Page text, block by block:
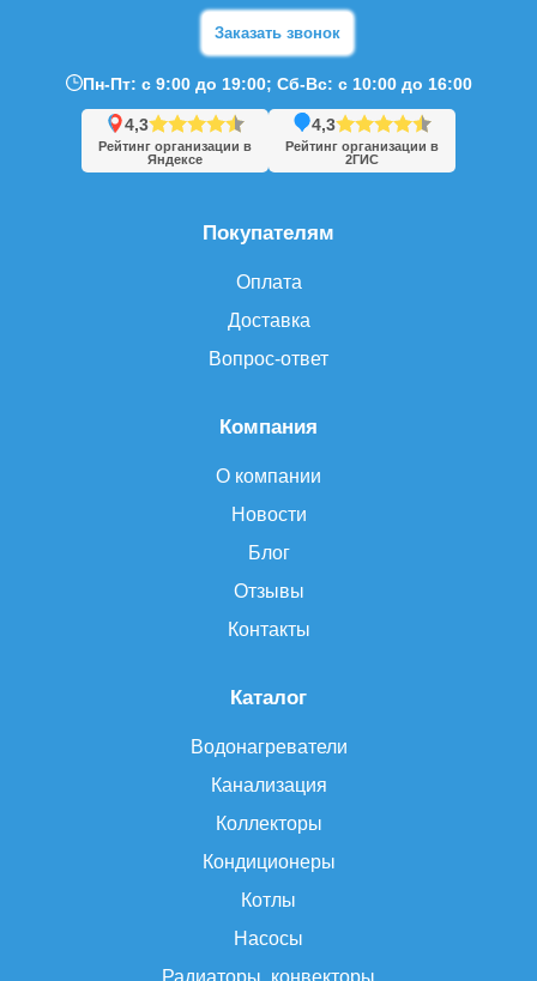
Каталог
Водонагреватели
Канализация
Коллекторы
Кондиционеры
Котлы
Насосы
Радиаторы, конвекторы
Компания
О компании
Новости
Блог
Отзывы
Контакты
Покупателям
Оплата
Доставка
Вопрос-ответ
Заказать звонок
Пн-Пт: с 9:00 до 19:00; Сб-Вс: с 10:00 до 16:00
4,3
Рейтинг организации в
Яндексе
4,3
Рейтинг организации в
2ГИС